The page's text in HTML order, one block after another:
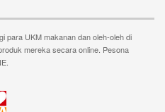
para UKM makanan dan oleh-oleh di
mereka secara online. Pesona